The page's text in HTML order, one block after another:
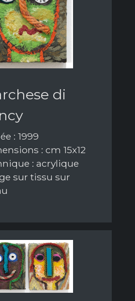
di
: 1999
: cm 15x12
: acrylique
sur tissu sur